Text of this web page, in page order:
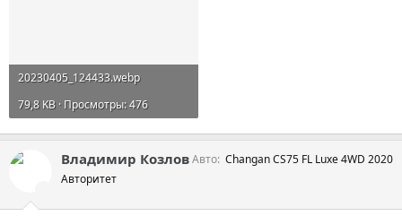
20230405_124433.webp
79,8 KB · Просмотры: 476
Владимир Козлов
Авторитет
Авто Changan CS75 FL Luxe 4WD 2020